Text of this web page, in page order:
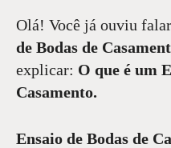
Olá! Você já ouviu
de Bodas de
explicar: O que é um
Casamento.
Ensaio de Bodas de